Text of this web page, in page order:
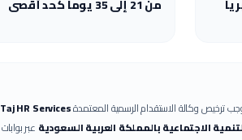
من 21 إلى 35 يوماً كحد أقصى
ترخيص وكالة الاستقدام الرسمية المعتمدةTaj HR Services
الاجتماعية بالمملكة العربية السعودية عبر بوابات